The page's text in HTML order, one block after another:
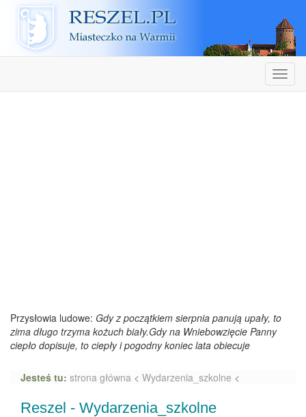
Reszel
Przysłowia ludowe: Gdy z początkiem sierpnia panują upały, to
zima długo trzyma kożuch biały.Gdy na Wniebowzięcie Panny
ciepło dopisuje, to ciepły i pogodny koniec lata obiecuje
Jesteś tu: strona główna < Wydarzenia_szkolne <
Reszel - Wydarzenia_szkolne